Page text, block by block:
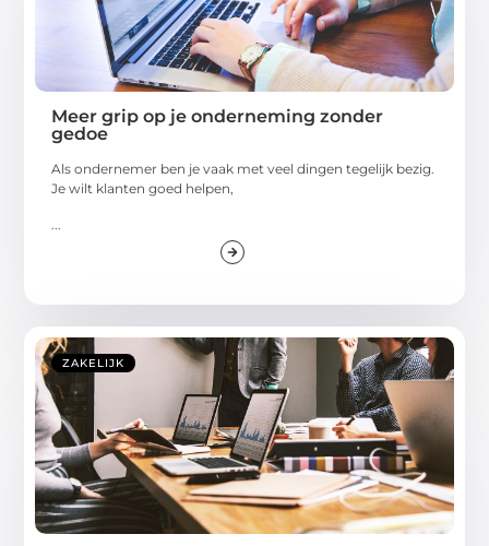
Meer grip op je onderneming zonder
gedoe
Als ondernemer ben je vaak met veel dingen tegelijk bezig.
Je wilt klanten goed helpen,
ZAKELIJK